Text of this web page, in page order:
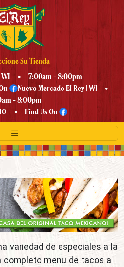
Su Tienda
• 7:00am - 8:00pm
Nuevo Mercado El Rey | WI•
- 8:00pm
•Find Us On
variedad de especiales a la
completo menu de tacos a